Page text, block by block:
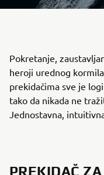
Pokretanje,
heroji urednog
prekidačima sve je
tako da nikada ne
Jednostavna,
PREKIDAČ